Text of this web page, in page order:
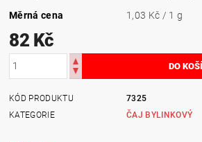
Měrná cena
1,03 Kč / 1 g
82 Kč
KÓD PRODUKTU
7325
KATEGORIE
ČAJ BYLINKOVÝ